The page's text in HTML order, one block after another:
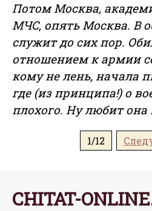
Потом Москва,
МЧС, опять Москва. В
служит до сих пор.
отношением к армии
кому не лень, начала
где (из принципа!) о
плохого. Ну любит она
1/12
CHITAT-